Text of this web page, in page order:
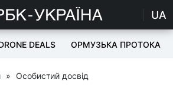
UA
DEALS ОРМУЗЬКА ПРОТОКА
» Особистий досвід